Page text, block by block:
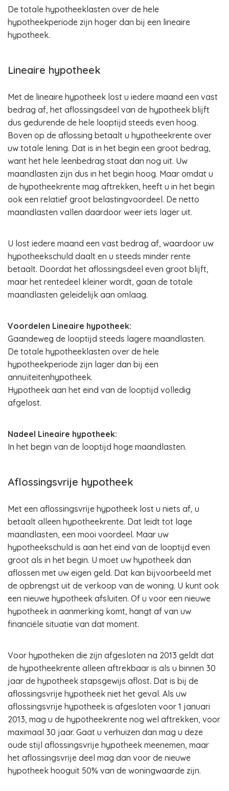
De totale hypotheeklasten over de hele
hypotheekperiode zijn hoger dan bij een lineaire
hypotheek.
Lineaire hypotheek
Met de lineaire hypotheek lost u iedere maand een vast
bedrag af, het aflossingsdeel van de hypotheek blijft
dus gedurende de hele looptijd steeds even hoog.
Boven op de aflossing betaalt u hypotheekrente over
uw totale lening. Dat is in het begin een groot bedrag,
want het hele leenbedrag staat dan nog uit. Uw
maandlasten zijn dus in het begin hoog. Maar omdat u
de hypotheekrente mag aftrekken, heeft u in het begin
ook een relatief groot belastingvoordeel. De netto
maandlasten vallen daardoor weer iets lager uit.
U lost iedere maand een vast bedrag af, waardoor uw
hypotheekschuld daalt en u steeds minder rente
betaalt. Doordat het aflossingsdeel even groot blijft,
maar het rentedeel kleiner wordt, gaan de totale
maandlasten geleidelijk aan omlaag.
Voordelen Lineaire hypotheek:
Gaandeweg de looptijd steeds lagere maandlasten.
De totale hypotheeklasten over de hele
hypotheekperiode zijn lager dan bij een
annuïteitenhypotheek.
Hypotheek aan het eind van de looptijd volledig
afgelost.
Nadeel Lineaire hypotheek:
In het begin van de looptijd hoge maandlasten.
Aflossingsvrije hypotheek
Met een aflossingsvrije hypotheek lost u niets af, u
betaalt alleen hypotheekrente. Dat leidt tot lage
maandlasten, een mooi voordeel. Maar uw
hypotheekschuld is aan het eind van de looptijd even
groot als in het begin. U moet uw hypotheek dan
aflossen met uw eigen geld. Dat kan bijvoorbeeld met
de opbrengst uit de verkoop van de woning. U kunt ook
een nieuwe hypotheek afsluiten. Of u voor een nieuwe
hypotheek in aanmerking komt, hangt af van uw
financiële situatie van dat moment.
Voor hypotheken die zijn afgesloten na 2013 geldt dat
de hypotheekrente alleen aftrekbaar is als u binnen 30
jaar de hypotheek stapsgewijs aflost. Dat is bij de
aflossingsvrije hypotheek niet het geval. Als uw
aflossingsvrije hypotheek is afgesloten voor 1 januari
2013, mag u de hypotheekrente nog wel aftrekken, voor
maximaal 30 jaar. Gaat u verhuizen dan mag u deze
oude stijl aflossingsvrije hypotheek meenemen, maar
het aflossingsvrije deel mag dan voor de nieuwe
hypotheek hooguit 50% van de woningwaarde zijn.